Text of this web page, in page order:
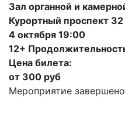
Зал органной и
Курортный проспект 32
4 октября 19:00
12+
Цена билета:
от 300 руб
Мероприятие завершено